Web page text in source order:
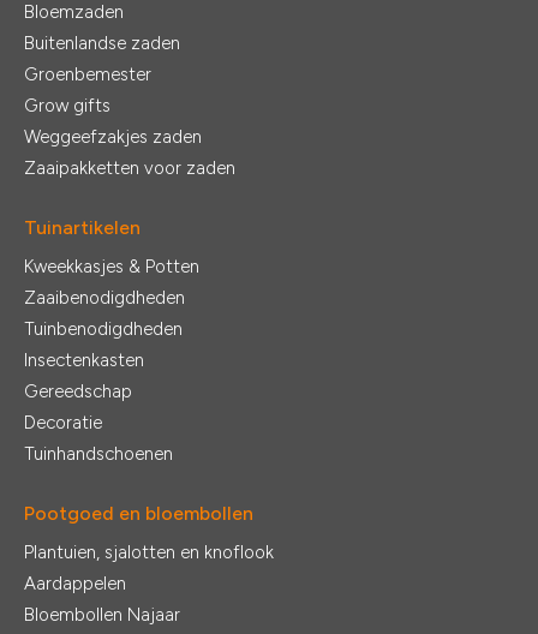
Bloemzaden
Buitenlandse zaden
Groenbemester
Grow gifts
Weggeefzakjes zaden
Zaaipakketten voor zaden
Tuinartikelen
Kweekkasjes & Potten
Zaaibenodigdheden
Tuinbenodigdheden
Insectenkasten
Gereedschap
Decoratie
Tuinhandschoenen
Pootgoed en bloembollen
Plantuien, sjalotten en knoflook
Aardappelen
Bloembollen Najaar